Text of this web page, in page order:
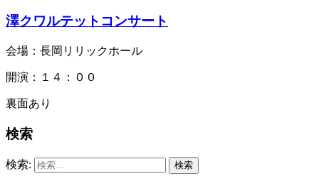
澤クワルテットコンサート
会場：長岡リリックホール
開演：１４：００
裏面あり
検索
検索: